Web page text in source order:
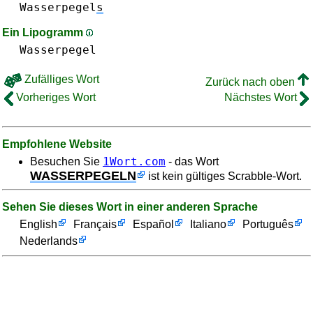
Wasserpegels
Ein Lipogramm
Wasserpegel
Zufälliges Wort
Zurück nach oben
Vorheriges Wort
Nächstes Wort
Empfohlene Website
Besuchen Sie 1Wort.com - das Wort
WASSERPEGELN ist kein gültiges Scrabble-Wort.
Sehen Sie dieses Wort in einer anderen Sprache
English
Français Español Italiano
Português
Nederlands